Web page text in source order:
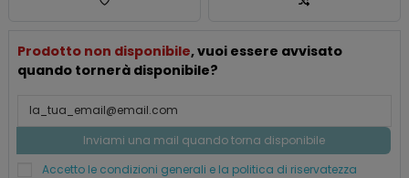
Prodotto non disponibile, vuoi essere avvisato
quando tornerà disponibile?
Accetto le condizioni generali e la politica di riservatezza